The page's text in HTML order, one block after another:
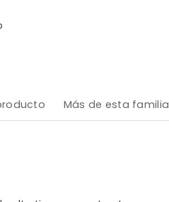
Más de esta familia